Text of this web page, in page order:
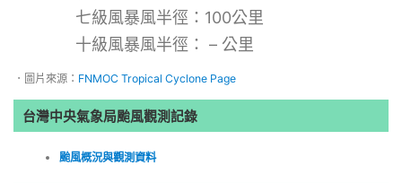
七級風暴風半徑：100公里
十級風暴風半徑： – 公里
．圖片來源： FNMOC Tropical Cyclone Page
台灣中央氣象局颱風觀測記錄
颱風概況與觀測資料